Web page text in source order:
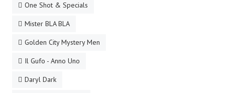
One Shot & Specials
Mister BLA BLA
Golden City Mystery Men
Il Gufo - Anno Uno
Daryl Dark